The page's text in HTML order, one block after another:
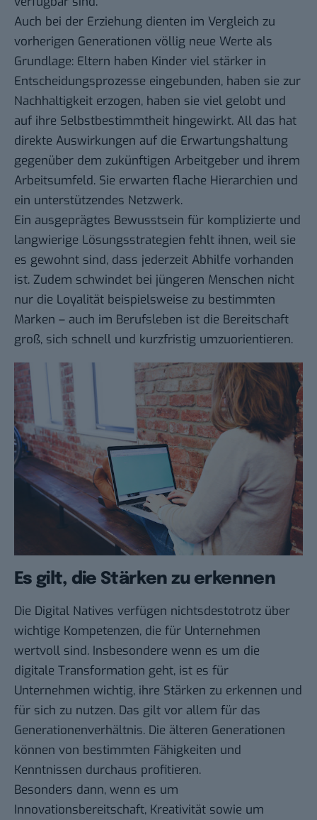
Auch bei der Erziehung dienten im Vergleich zu
vorherigen Generationen völlig neue Werte als
Grundlage: Eltern haben Kinder viel stärker in
Entscheidungsprozesse eingebunden, haben sie zur
Nachhaltigkeit erzogen, haben sie viel gelobt und
auf ihre Selbstbestimmtheit hingewirkt. All das hat
direkte Auswirkungen auf die Erwartungshaltung
gegenüber dem zukünftigen Arbeitgeber und ihrem
Arbeitsumfeld. Sie erwarten flache Hierarchien und
ein unterstützendes Netzwerk.
Ein ausgeprägtes Bewusstsein für komplizierte und
langwierige Lösungsstrategien fehlt ihnen, weil sie
es gewohnt sind, dass jederzeit Abhilfe vorhanden
ist. Zudem schwindet bei jüngeren Menschen nicht
nur die Loyalität beispielsweise zu bestimmten
Marken – auch im Berufsleben ist die Bereitschaft
groß, sich schnell und kurzfristig umzuorientieren.
Es gilt, die Stärken zu erkennen
Die Digital Natives verfügen nichtsdestotrotz über
wichtige Kompetenzen, die für Unternehmen
wertvoll sind. Insbesondere wenn es um die
digitale Transformation geht, ist es für
Unternehmen wichtig, ihre Stärken zu erkennen und
für sich zu nutzen. Das gilt vor allem für das
Generationenverhältnis. Die älteren Generationen
können von bestimmten Fähigkeiten und
Kenntnissen durchaus profitieren.
Besonders dann, wenn es um
Innovationsbereitschaft, Kreativität sowie um